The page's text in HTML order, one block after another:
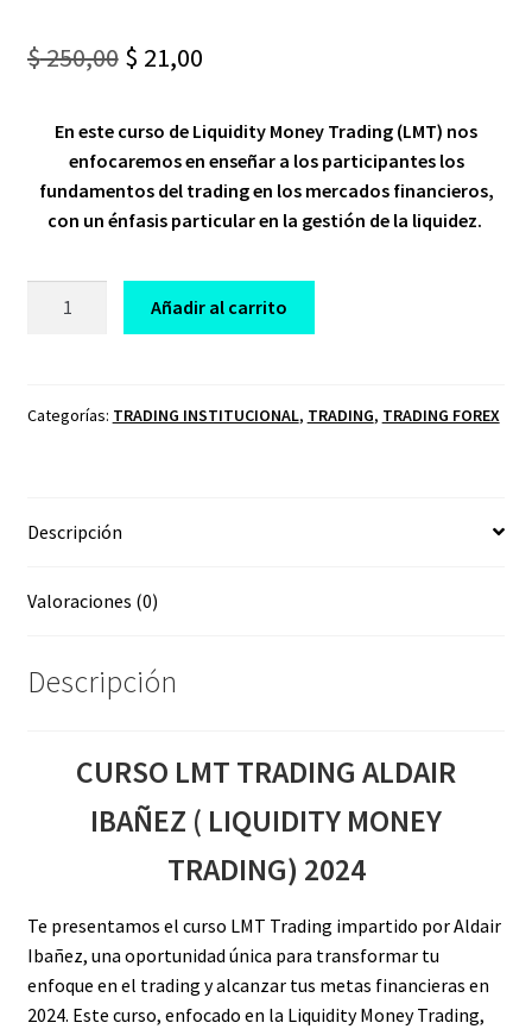
$250,00 Original
was:
$ 250,00.
$ 21,00Current
is:
$ 21,00.
En este curso de Liquidity Money Trading (LMT) nos
enfocaremos en enseñar a los participantes los
fundamentos del trading en los mercados financieros,
con un énfasis particular en la gestión de la liquidez.
IBAÑEZ
TRADING)
cantidad
Añadir al carrito
Categorías: TRADING INSTITUCIONAL, TRADING, TRADING FOREX
Descripción
Valoraciones (0)
Descripción
CURSO LMT TRADING ALDAIR
IBAÑEZ ( LIQUIDITY MONEY
TRADING) 2024
Te presentamos el curso LMT Trading impartido por Aldair
Ibañez, una oportunidad única para transformar tu
enfoque en el trading y alcanzar tus metas financieras en
2024. Este curso, enfocado en la Liquidity Money Trading,